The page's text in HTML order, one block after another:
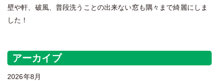
壁や軒、破風、普段洗うことの出来ない窓も隅々まで綺麗にしま
した！
アーカイブ
2026年8月